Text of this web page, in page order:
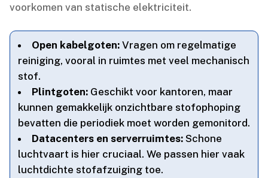
voorkomen van statische elektriciteit.​
Open kabelgoten: Vragen om regelmatige
reiniging, vooral in ruimtes met veel mechanisch
stof.​
Plintgoten: Geschikt voor kantoren, maar
kunnen gemakkelijk onzichtbare stofophoping
bevatten die periodiek moet worden gemonitord.​
Datacenters en serverruimtes: Schone
luchtvaart is hier cruciaal.​ We passen hier vaak
luchtdichte stofafzuiging toe.​